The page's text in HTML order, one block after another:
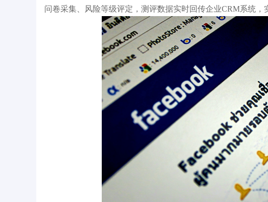
问卷采集、风险等级评定，测评数据实时回传企业CRM系统，